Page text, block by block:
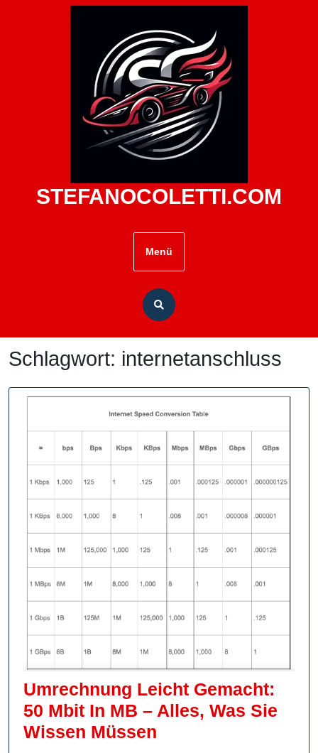
STEFANOCOLETTI.COM
Menü
Schlagwort: internetanschluss
Umrechnung Leicht Gemacht:
50 Mbit In MB – Alles, Was Sie
Wissen Müssen